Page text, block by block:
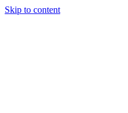
Skip to content